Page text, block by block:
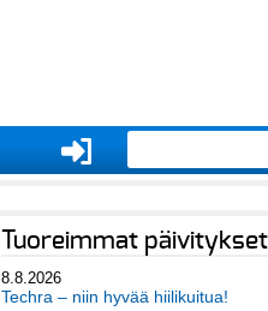
Tuoreimmat päivitykset
8.8.2026
Techra – niin hyvää hiilikuitua!